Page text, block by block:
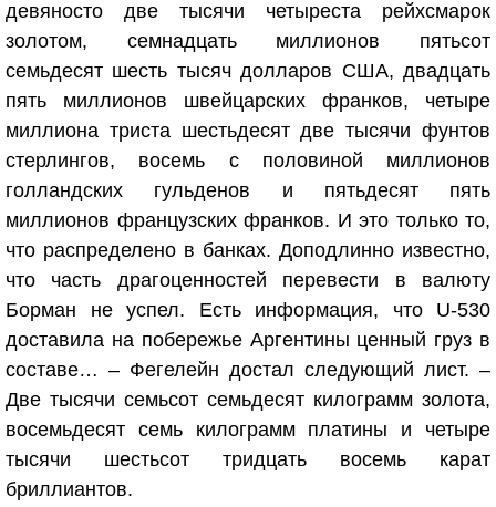
девяносто две тысячи четыреста рейхсмарок
золотом, семнадцать миллионов пятьсот
семьдесят шесть тысяч долларов США, двадцать
пять миллионов швейцарских франков, четыре
миллиона триста шестьдесят две тысячи фунтов
стерлингов, восемь с половиной миллионов
голландских гульденов и пятьдесят пять
миллионов французских франков. И это только то,
что распределено в банках. Доподлинно известно,
что часть драгоценностей перевести в валюту
Борман не успел. Есть информация, что U-530
доставила на побережье Аргентины ценный груз в
составе… – Фегелейн достал следующий лист. –
Две тысячи семьсот семьдесят килограмм золота,
восемьдесят семь килограмм платины и четыре
тысячи шестьсот тридцать восемь карат
бриллиантов.